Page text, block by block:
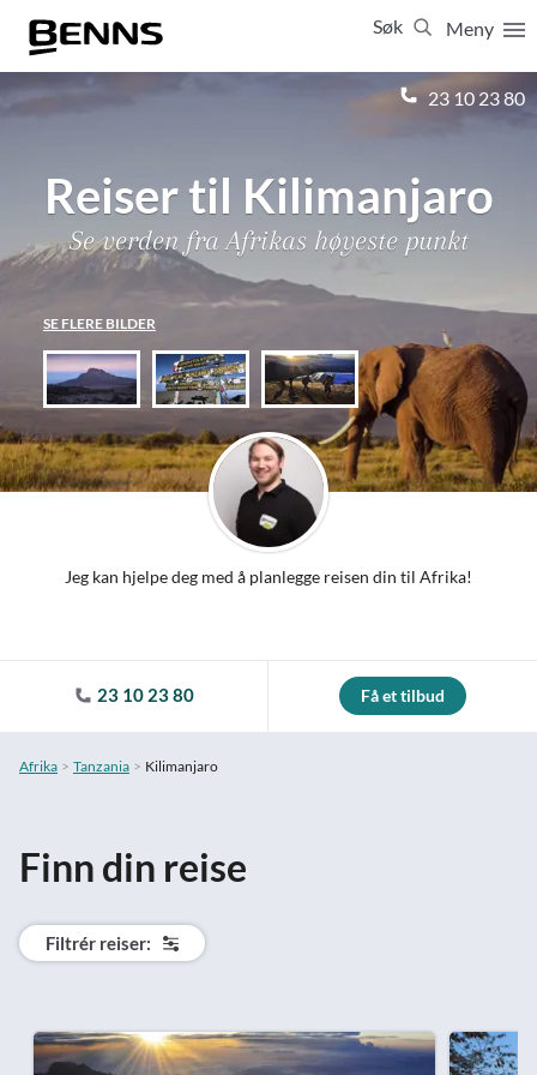
Meny
Søk
23 10 23 80
Reiser til Kilimanjaro
Se verden fra Afrikas høyeste punkt
SE FLERE BILDER
Jeg kan hjelpe deg med å planlegge reisen din til Afrika!
23 10 23 80 Få et tilbud
Afrika Tanzania Kilimanjaro
Finn din reise
Filtrér reiser:
Lukk
Vis resultater for: Alle Feriereiser